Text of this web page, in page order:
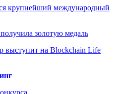
крупнейший международный
золотую медаль
выступит на Blockchain Life